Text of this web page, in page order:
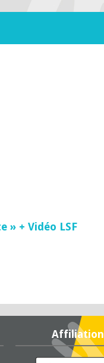
» + Vidéo LSF
Affiliation